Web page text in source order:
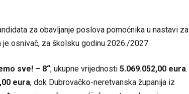
za obavljanje poslova pomoćnika u nastavi za
osnivač, za školsku godinu 2026./2027.
sve! – 8“, ukupne vrijednosti 5.069.052,00 eura.
eura, dok Dubrovačko-neretvanska županija iz